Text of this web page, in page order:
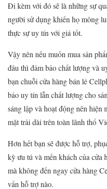
Đi kèm với đó sẽ là những sự
người sử dụng khiến họ mông
thực sự uy tín với giá tốt.
Vậy nên nếu muốn mua sản
đâu thì đảm bảo chất lượng và
bạn chuỗi cửa hàng bán lẻ
bảo uy tín lẫn chất lượng cho
sáng lập và hoạt động nên hiện
mặt trải dài trên toàn lãnh thổ
Hơn hết bạn sẽ được hỗ trợ,
kỳ ưu tú và mến khách của cửa
mà không đến ngay cửa hàng
vấn hỗ trợ nào.